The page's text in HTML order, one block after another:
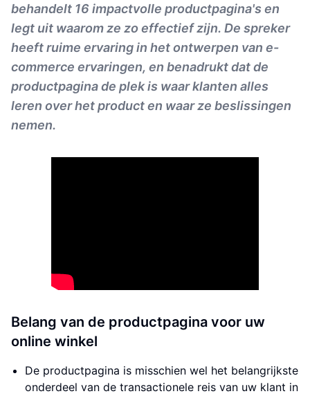
behandelt 16 impactvolle productpagina's en
legt uit waarom ze zo effectief zijn. De spreker
heeft ruime ervaring in het ontwerpen van e-
commerce ervaringen, en benadrukt dat de
productpagina de plek is waar klanten alles
leren over het product en waar ze beslissingen
nemen.
Belang van de productpagina voor uw
online winkel
De productpagina is misschien wel het belangrijkste
onderdeel van de transactionele reis van uw klant in